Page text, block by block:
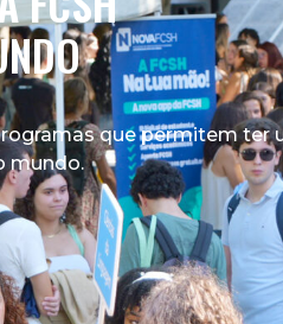
que permitem ter
mundo.